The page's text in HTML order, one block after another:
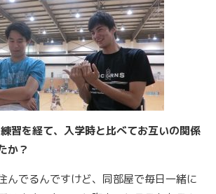
を経て、入学時と比べてお互いの関係
か？
んでるんですけど、同部屋で毎日一緒に